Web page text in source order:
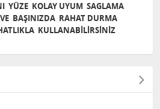
YÜZE KOLAY UYUM SAGLAMA
BAŞINIZDA RAHAT DURMA
KULLANABİLİRSİNİZ